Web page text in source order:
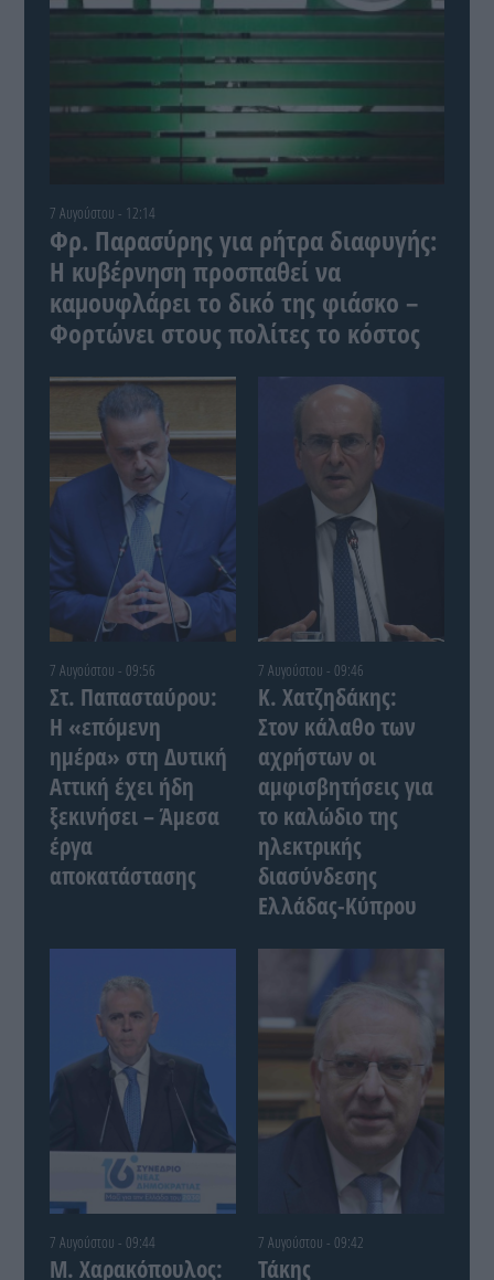
7 Αυγούστου - 12:14
Φρ. Παρασύρης για ρήτρα διαφυγής:
Η κυβέρνηση προσπαθεί να
καμουφλάρει το δικό της φιάσκο –
Φορτώνει στους πολίτες το κόστος
7 Αυγούστου - 09:56
Στ. Παπασταύρου:
Η «επόμενη
ημέρα» στη Δυτική
Αττική έχει ήδη
ξεκινήσει – Άμεσα
έργα
αποκατάστασης
7 Αυγούστου - 09:46
Κ. Χατζηδάκης:
Στον κάλαθο των
αχρήστων οι
αμφισβητήσεις για
το καλώδιο της
ηλεκτρικής
διασύνδεσης
Ελλάδας-Κύπρου
7 Αυγούστου - 09:44
Μ. Χαρακόπουλος:
7 Αυγούστου - 09:42
Τάκης